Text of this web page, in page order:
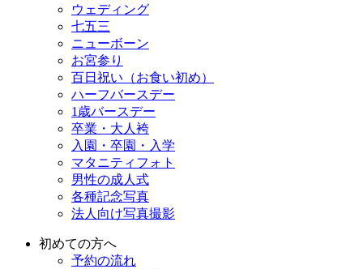
ウェディング
七五三
ニューボーン
お宮参り
百日祝い（お食い初め）
ハーフバースデー
1歳バースデー
卒業・大人袴
入園・卒園・入学
マタニティフォト
男性の成人式
各種記念写真
法人向け写真撮影
初めての方へ
予約の流れ